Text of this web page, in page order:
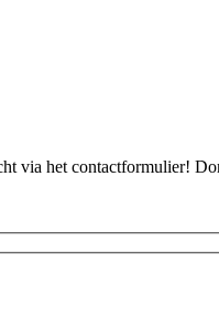
via het contactformulier!